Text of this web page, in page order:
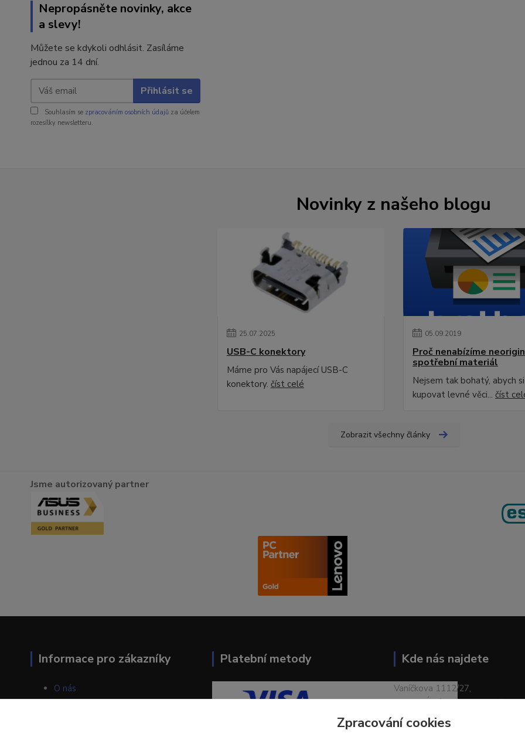
Nepropásněte novinky, akce
a slevy!
Můžete se kdykoli odhlásit. Zasíláme
jednou za 14 dní.
Přihlásit se
Souhlasím se zpracováním osobních údajů za účelem
rozesílky newsletteru.
Novinky z našeho blogu
25.07.2025
USB-C konektory
Máme pro Vás napájecí USB-C
konektory. číst celé
05.09.2019
Proč nenabízíme
spotřební materiál
Nejsem tak bohatý, abych
kupovat levné věci... číst
Zobrazit všechny články
Jsme autorizovaný partner
Informace pro zákazníky
O nás
Jak nakupovat
Platební metody Kde nás najdete
Vaníčkova 1112/27,
400 01 Ústí nad Labem-město
Zpracování cookies